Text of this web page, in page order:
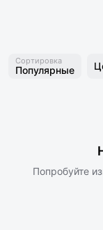
Сортировка
Популярные
Попробуйте